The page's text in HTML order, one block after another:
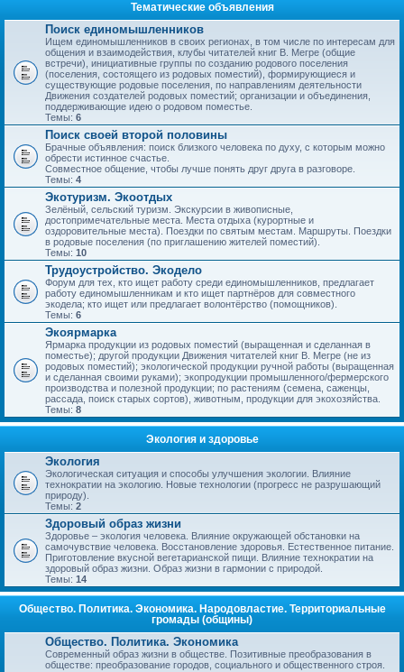
Тематические объявления
Поиск единомышленников
Ищем единомышленников в своих регионах, в том числе по интересам для
общения и взаимодействия, клубы читателей книг В. Мегре (общие
встречи), инициативные группы по созданию родового поселения
(поселения, состоящего из родовых поместий), формирующиеся и
существующие родовые поселения, по направлениям деятельности
Движения создателей родовых поместий; организации и объединения,
поддерживающие идею о родовом поместье.
Темы: 6
Поиск своей второй половины
Брачные объявления: поиск близкого человека по духу, с которым можно
обрести истинное счастье.
Совместное общение, чтобы лучше понять друг друга в разговоре.
Темы: 4
Экотуризм. Экоотдых
Зелёный, сельский туризм. Экскурсии в живописные,
достопримечательные места. Места отдыха (курортные и
оздоровительные места). Поездки по святым местам. Маршруты. Поездки
в родовые поселения (по приглашению жителей поместий).
Темы: 10
Трудоустройство. Экодело
Форум для тех, кто ищет работу среди единомышленников, предлагает
работу единомышленникам и кто ищет партнёров для совместного
экодела; кто ищет или предлагает волонтёрство (помощников).
Темы: 6
Экоярмарка
Ярмарка продукции из родовых поместий (выращенная и сделанная в
поместье); другой продукции Движения читателей книг В. Мегре (не из
родовых поместий); экологической продукции ручной работы (выращенная
и сделанная своими руками); экопродукции промышленного/фермерского
производства и полезной продукции; по растениям (семена, саженцы,
рассада, поиск старых сортов), животным, продукции для экохозяйства.
Темы: 8
Экология и здоровье
Экология
Экологическая ситуация и способы улучшения экологии. Влияние
технократии на экологию. Новые технологии (прогресс не разрушающий
природу).
Темы: 2
Здоровый образ жизни
Здоровье – экология человека. Влияние окружающей обстановки на
самочувствие человека. Восстановление здоровья. Естественное питание.
Приготовление вкусной вегетарианской пищи. Влияние технократии на
здоровый образ жизни. Образ жизни в гармонии с природой.
Темы: 14
Общество. Политика. Экономика. Народовластие. Территориальные
громады (общины)
Общество. Политика. Экономика
Современный образ жизни в обществе. Позитивные преобразования в
обществе: преобразование городов, социального и общественного строя.